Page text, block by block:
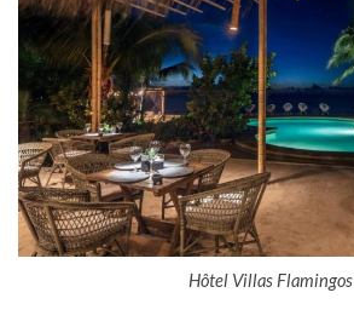
Hôtel Villas Flamingos